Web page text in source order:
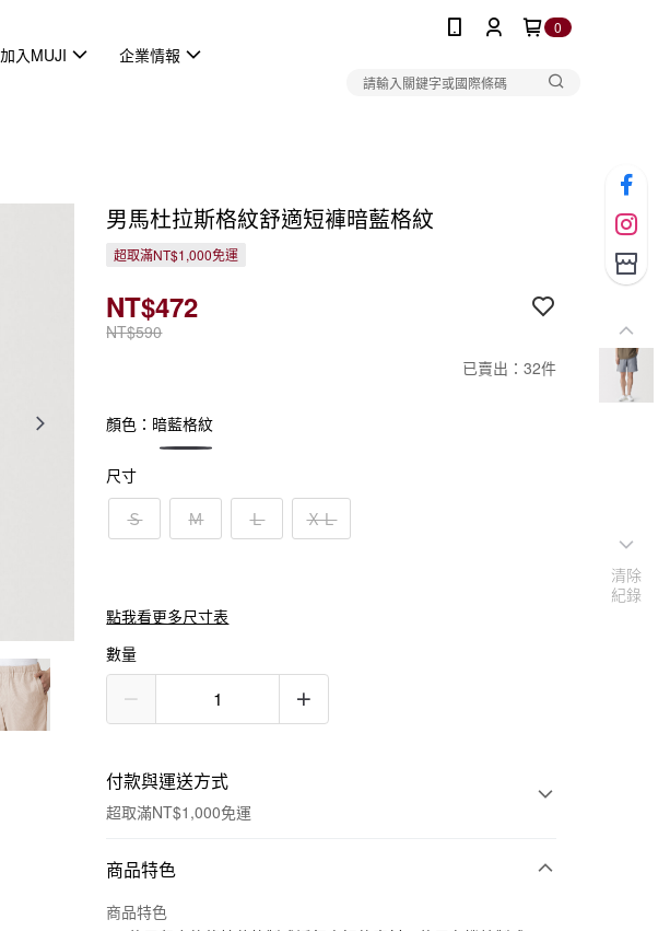
0
加入MUJI 企業情報
男馬杜拉斯格紋舒適短褲暗藍格紋
超取滿NT$1,000免運
NT$590
NT$472
已賣出：32件
顏色：暗藍格紋
尺寸
Ｓ
Ｍ Ｌ ＸＬ
點我看更多尺寸表
數量
付款與運送方式
超取滿NT$1,000免運
付款方式
信用卡一次付款
商品特色
商品特色
清除
紀錄